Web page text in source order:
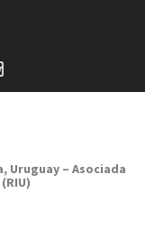
Uruguay – Asociada